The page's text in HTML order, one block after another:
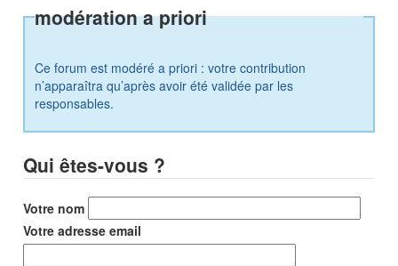
modération a priori
Ce forum est modéré a priori : votre contribution
n’apparaîtra qu’après avoir été validée par les
responsables.
Qui êtes-vous ?
Votre nom
Votre adresse email